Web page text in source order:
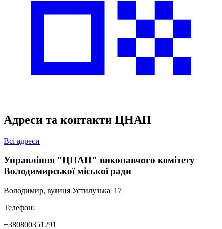
Адреси та контакти ЦНАП
Всі адреси
Управління "ЦНАП" виконавчого комітету
Володимирської міської ради
Володимир, вулиця Устилузька, 17
Телефон:
+380800351291